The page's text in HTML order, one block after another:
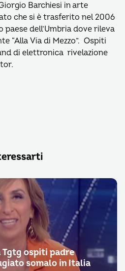
Barchiesi in arte
che si è trasferito nel 2006
dell’Umbria dove rileva
“Alla Via di Mezzo”. Ospiti
di elettronica rivelazione
ospiti padre
somalo in Italia